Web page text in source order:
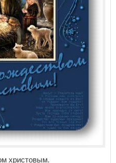
христовым.